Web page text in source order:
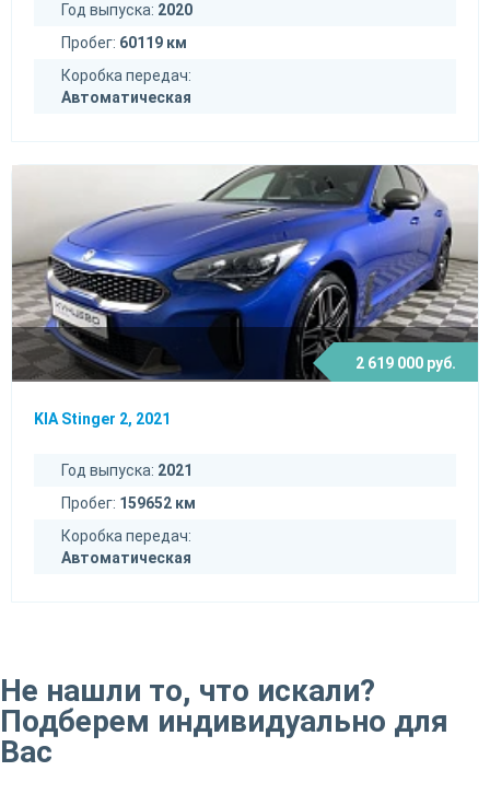
Год выпуска: 2020
Пробег: 60119 км
Коробка передач:
Автоматическая
2 619 000 руб.
KIA Stinger 2, 2021
Год выпуска: 2021
Пробег: 159652 км
Коробка передач:
Автоматическая
Не нашли то, что искали?
Подберем индивидуально для
Вас